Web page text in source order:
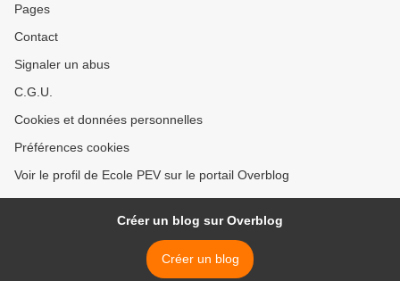
Pages
Contact
Signaler un abus
C.G.U.
Cookies et données personnelles
Préférences cookies
Voir le profil de Ecole PEV sur le portail Overblog
Créer un blog sur Overblog
Créer un blog